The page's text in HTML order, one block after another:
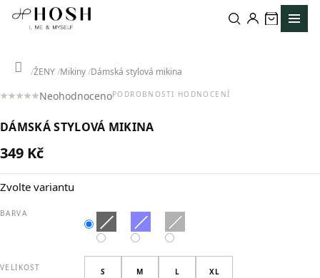
Přejít
Domů
ŽENY Mikiny Dámská stylová mikina
Průměrné
produktu
0,0
5
NeohodnocenoPODROBNOSTI HODNOCENÍ
DÁMSKÁ STYLOVÁ MIKINA
349 Kč
cena:
Zvolte variantu
BARVA
VELIKOST S M L XL